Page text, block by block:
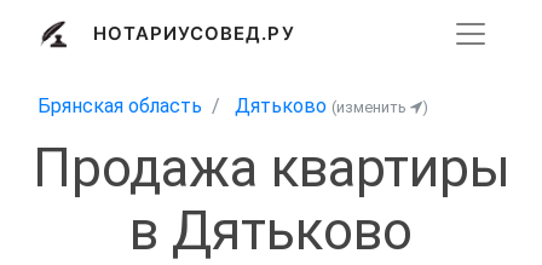
НОТАРИУСОВЕД.РУ
Брянская область Дятьково (изменить )
Продажа квартиры
в Дятьково